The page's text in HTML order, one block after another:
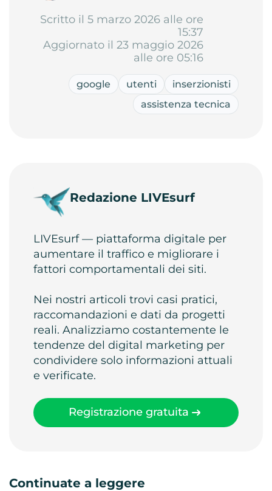
Scritto il 5 marzo 2026 alle ore
15:37
Aggiornato il 23 maggio 2026
alle ore 05:16
google utenti
inserzionisti
assistenza tecnica
Redazione LIVEsurf
LIVEsurf — piattaforma digitale per
aumentare il traffico e migliorare i
fattori comportamentali dei siti.
Nei nostri articoli trovi casi pratici,
raccomandazioni e dati da progetti
reali. Analizziamo costantemente le
tendenze del digital marketing per
condividere solo informazioni attuali
e verificate.
Registrazione gratuita
Continuate a leggere